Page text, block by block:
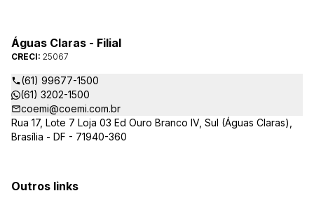
Águas Claras - Filial
CRECI: 25067
(61) 99677-1500
(61) 3202-1500
coemi@coemi.com.br
Rua 17, Lote 7 Loja 03 Ed Ouro Branco IV, Sul (Águas Claras),
Brasília - DF - 71940-360
Outros links